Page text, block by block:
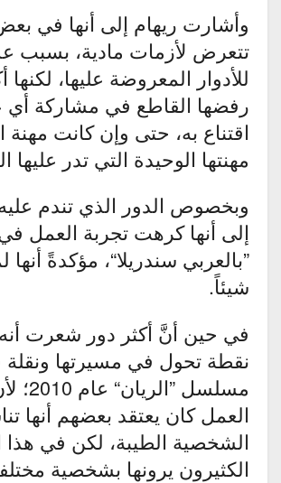
وأشارت ريهام إلى أنها في
تتعرض لأزمات مادية، بسبب
للأدوار المعروضة عليها،
رفضها القاطع في مشاركة
اقتناع به، حتى وإن كانت مهنة
مهنتها الوحيدة التي تدر عليها
وبخصوص الدور الذي تندم
إلى أنها كرهت تجربة العمل
”بالعربي سندريلا“، مؤكدةً
شيئاً.
في حين أنَّ أكثر دور شعرت أنه
نقطة تحول في مسيرتها ونقلة
مسلسل
العمل كان يعتقد بعضهم أنها
الشخصية الطيبة، لكن في هذا
الكثيرون يرونها بشخصية